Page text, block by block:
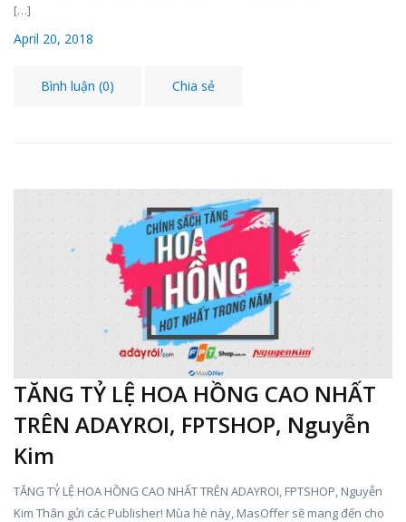
[…]
April 20, 2018
Bình luận (0) Chia sẻ
TĂNG TỶ LỆ HOA HỒNG CAO NHẤT
TRÊN ADAYROI, FPTSHOP, Nguyễn
Kim
TĂNG TỶ LỆ HOA HỒNG CAO NHẤT TRÊN ADAYROI, FPTSHOP, Nguyễn
Kim Thân gửi các Publisher! Mùa hè này, MasOffer sẽ mang đến cho